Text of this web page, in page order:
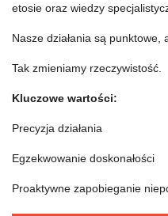
etosie oraz wiedzy
Nasze działania są punktowe,
Tak zmieniamy rzeczywistość.
Kluczowe wartości:
Precyzja działania
Egzekwowanie doskonałości
Proaktywne zapobieganie